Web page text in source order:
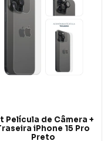
Película de Câmera +
iPhone 15 Pro
Preto